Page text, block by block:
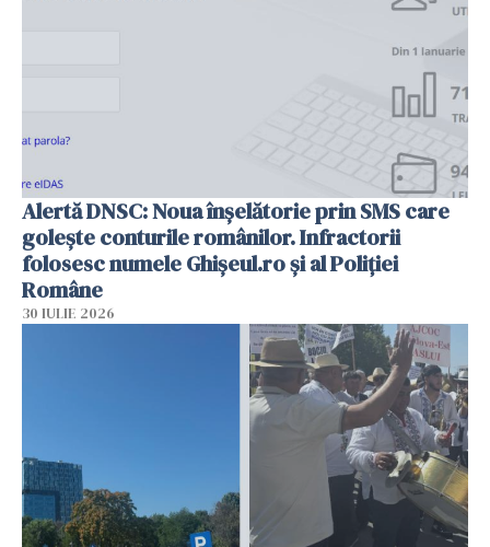
Alertă DNSC: Noua înșelătorie prin SMS care
golește conturile românilor. Infractorii
folosesc numele Ghișeul.ro și al Poliției
Române
30 IULIE 2026